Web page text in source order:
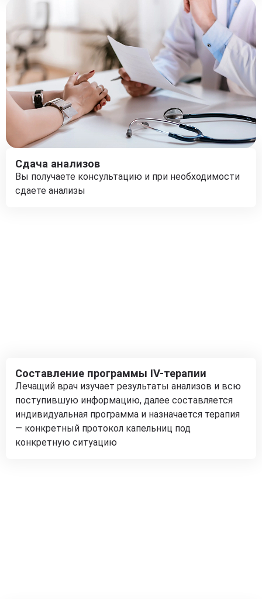
Сдача анализов
Вы получаете консультацию и при необходимости
сдаете анализы
Составление программы IV-терапии
Лечащий врач изучает результаты анализов и всю
поступившую информацию, далее составляется
индивидуальная программа и назначается терапия
— конкретный протокол капельниц под
конкретную ситуацию